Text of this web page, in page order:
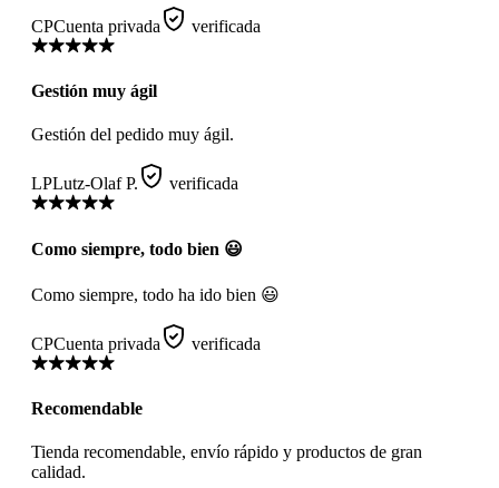
CPCuenta privada verificada
Gestión muy ágil
Gestión del pedido muy ágil.
LPLutz-Olaf P. verificada
Como siempre, todo bien 😃
Como siempre, todo ha ido bien 😃
CPCuenta privada verificada
Recomendable
Tienda recomendable, envío rápido y productos de gran
calidad.